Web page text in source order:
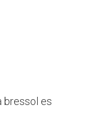
bressol es